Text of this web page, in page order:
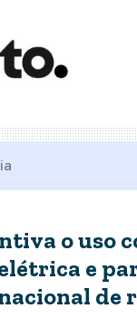
o uso
e
de